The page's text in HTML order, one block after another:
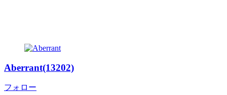
Aberrant(13202)
フォロー